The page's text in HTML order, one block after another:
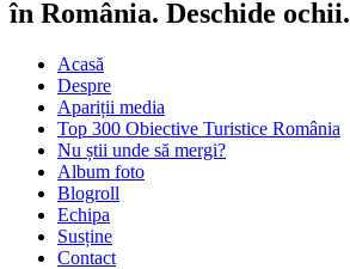
în România. Deschide ochii.
Acasă
Despre
Apariții media
Top 300 Obiective Turistice România
Nu știi unde să mergi?
Album foto
Blogroll
Echipa
Susține
Contact